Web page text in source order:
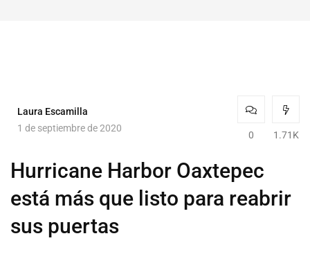
Laura Escamilla
1 de septiembre de 2020
0 1.71K
Hurricane Harbor Oaxtepec
está más que listo para reabrir
sus puertas